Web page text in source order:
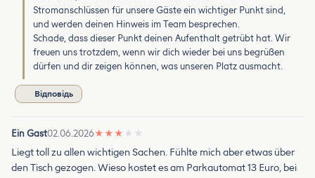
Stromanschlüssen für unsere Gäste ein wichtiger Punkt sind,
und werden deinen Hinweis im Team besprechen.
Schade, dass dieser Punkt deinen Aufenthalt getrübt hat. Wir
freuen uns trotzdem, wenn wir dich wieder bei uns begrüßen
dürfen und dir zeigen können, was unseren Platz ausmacht.
Відповідь
Ein Gast02.06.2026★ ★ ★ ★ ★
Liegt toll zu allen wichtigen Sachen. Fühlte mich aber etwas über
den Tisch gezogen. Wieso kostet es am Parkautomat 13 Euro, bei